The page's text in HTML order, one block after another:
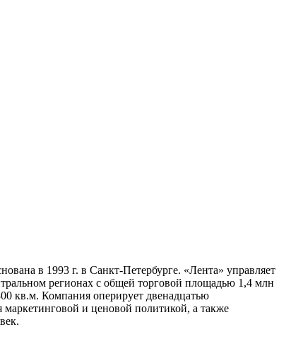
в 1993 г. в Санкт-Петербурге. «Лента» управляет
регионах с общей торговой площадью 1,4 млн
кв.м. Компания оперирует двенадцатью
и ценовой политикой, а также